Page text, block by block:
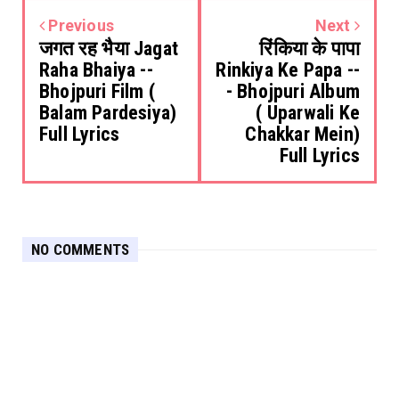
Previous
जगत रह भैया Jagat
Raha Bhaiya --
Bhojpuri Film (
Balam Pardesiya)
Full Lyrics
Next
रिंकिया के पापा
Rinkiya Ke Papa --
- Bhojpuri Album
( Uparwali Ke
Chakkar Mein)
Full Lyrics
NO COMMENTS